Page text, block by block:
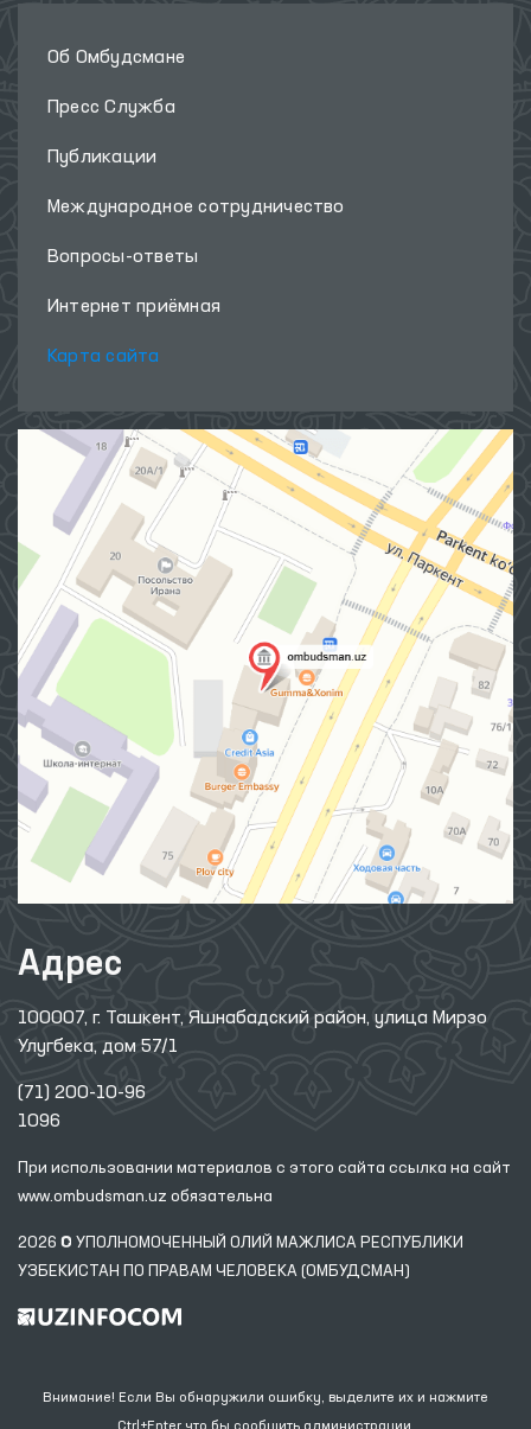
Об Омбудсмане
Пресс Служба
Публикации
Международное сотрудничество
Вопросы-ответы
Интернет приёмная
Карта сайта
Адрес
100007, г. Ташкент, Яшнабадский район, улица Мирзо
Улугбека, дом 57/1
(71) 200-10-96
1096
При использовании материалов с этого сайта ссылка на сайт
www.ombudsman.uz обязательна
2026 © УПОЛНОМОЧЕННЫЙ ОЛИЙ МАЖЛИСА РЕСПУБЛИКИ
УЗБЕКИСТАН ПО ПРАВАМ ЧЕЛОВЕКА (ОМБУДСМАН)
Внимание! Если Вы обнаружили ошибку, выделите их и нажмите